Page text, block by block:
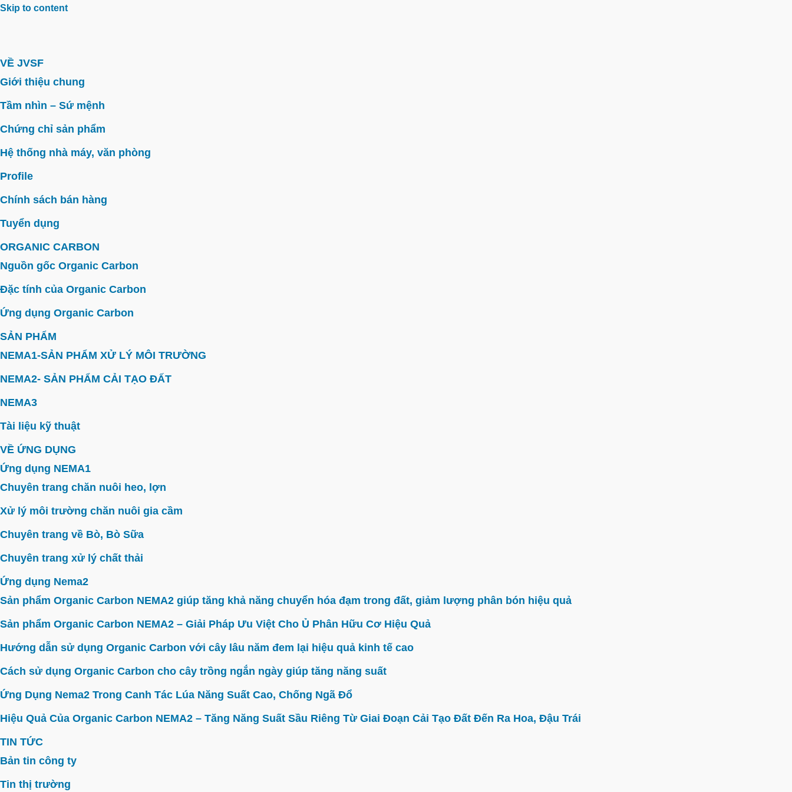
Skip to content
VỀ JVSF
Giới thiệu chung
Tầm nhìn – Sứ mệnh
Chứng chỉ sản phẩm
Hệ thống nhà máy, văn phòng
Profile
Chính sách bán hàng
Tuyển dụng
ORGANIC CARBON
Nguồn gốc Organic Carbon
Đặc tính của Organic Carbon
Ứng dụng Organic Carbon
SẢN PHẨM
NEMA1-SẢN PHẨM XỬ LÝ MÔI TRƯỜNG
NEMA2- SẢN PHẨM CẢI TẠO ĐẤT
NEMA3
Tài liệu kỹ thuật
VỀ ỨNG DỤNG
Ứng dụng NEMA1
Chuyên trang chăn nuôi heo, lợn
Xử lý môi trường chăn nuôi gia cầm
Chuyên trang về Bò, Bò Sữa
Chuyên trang xử lý chất thải
Ứng dụng Nema2
Sản phẩm Organic Carbon NEMA2 giúp tăng khả năng chuyển hóa đạm trong đất, giảm lượng phân bón hiệu quả
Sản phẩm Organic Carbon NEMA2 – Giải Pháp Ưu Việt Cho Ủ Phân Hữu Cơ Hiệu Quả
Hướng dẫn sử dụng Organic Carbon với cây lâu năm đem lại hiệu quả kinh tế cao
Cách sử dụng Organic Carbon cho cây trồng ngắn ngày giúp tăng năng suất
Ứng Dụng Nema2 Trong Canh Tác Lúa Năng Suất Cao, Chống Ngã Đổ
Hiệu Quả Của Organic Carbon NEMA2 – Tăng Năng Suất Sầu Riêng Từ Giai Đoạn Cải Tạo Đất Đến Ra Hoa, Đậu Trái
TIN TỨC
Bản tin công ty
Tin thị trường